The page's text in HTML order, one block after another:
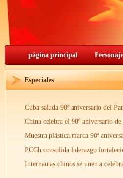
página principal
Especiales
Cuba saluda 90º aniversario del
China celebra el 90º aniversario de
Muestra plástica marca 90º
PCCh consolida liderazgo
Internautas chinos se unen a